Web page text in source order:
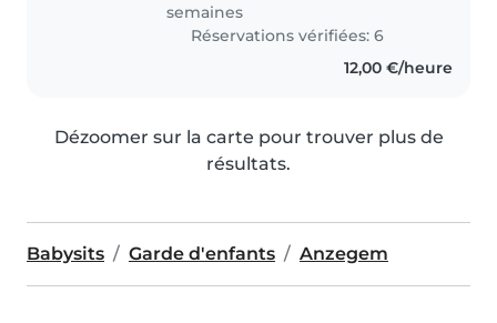
semaines
Réservations vérifiées: 6
12,00 €/heure
Dézoomer sur la carte pour trouver plus de
résultats.
Babysits Garde d'enfants Anzegem